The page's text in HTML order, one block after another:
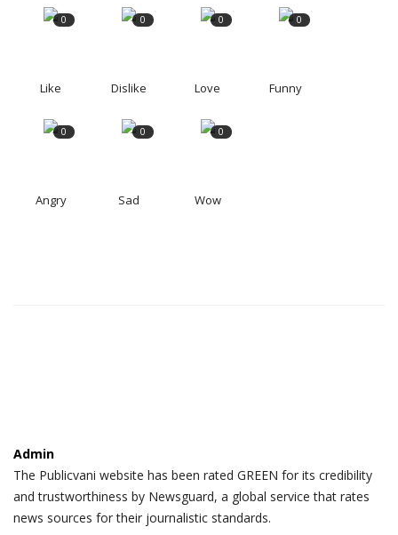
0
Like
0
Dislike
0
Love
0
Funny
0
Angry
0
Sad
0
Wow
Admin
The Publicvani website has been rated GREEN for its credibility
and trustworthiness by Newsguard, a global service that rates
news sources for their journalistic standards.